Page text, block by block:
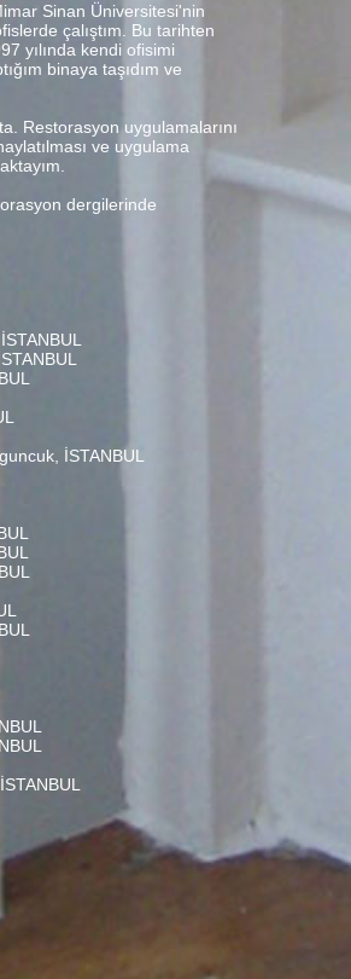
Sinan Üniversitesi'nin
çalıştım. Bu tarihten
yılında kendi ofisimi
binaya taşıdım ve
Restorasyon uygulamalarını
ve uygulama
dergilerinde
İSTANBUL